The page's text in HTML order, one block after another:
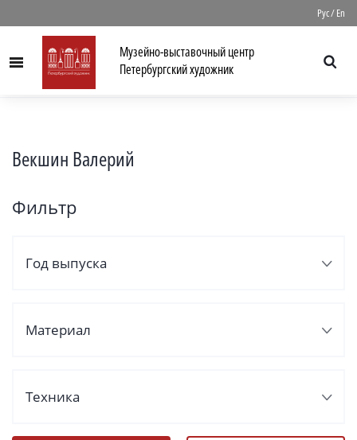
Рус/En
Menu
Музейно-выставочный центр
Петербургский художник
Векшин Валерий
Фильтр
Год выпуска
Материал
Техника